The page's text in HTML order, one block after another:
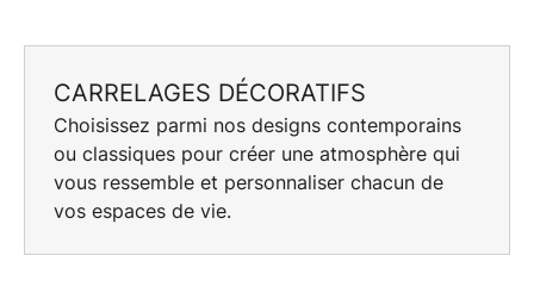
CARRELAGES DÉCORATIFS
Choisissez parmi nos designs contemporains
ou classiques pour créer une atmosphère qui
vous ressemble et personnaliser chacun de
vos espaces de vie.